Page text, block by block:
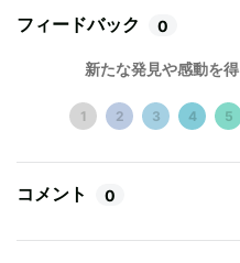
フィードバック 0
新たな発見や感動を
1 2 3 4 5
コメント 0